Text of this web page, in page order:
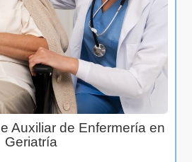
Auxiliar de Enfermería en
Geriatría